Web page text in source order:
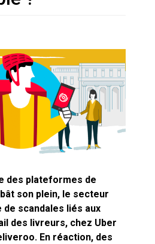
veut moraliser le
sur la polémique
(tout) contre l’IA
et-Marne, le projet de
IA doit sortir des
: « On impose et copie
l’intelligence artificielle
blague du macronisme
des plateformes de
son plein, le secteur
scandales liés aux
des livreurs, chez Uber
En réaction, des